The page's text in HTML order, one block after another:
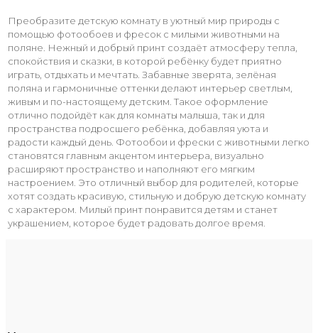
Преобразите детскую комнату в уютный мир природы с
помощью фотообоев и фресок с милыми животными на
поляне. Нежный и добрый принт создаёт атмосферу тепла,
спокойствия и сказки, в которой ребёнку будет приятно
играть, отдыхать и мечтать. Забавные зверята, зелёная
поляна и гармоничные оттенки делают интерьер светлым,
живым и по-настоящему детским. Такое оформление
отлично подойдёт как для комнаты малыша, так и для
пространства подросшего ребёнка, добавляя уюта и
радости каждый день. Фотообои и фрески с животными легко
становятся главным акцентом интерьера, визуально
расширяют пространство и наполняют его мягким
настроением. Это отличный выбор для родителей, которые
хотят создать красивую, стильную и добрую детскую комнату
с характером. Милый принт понравится детям и станет
украшением, которое будет радовать долгое время.